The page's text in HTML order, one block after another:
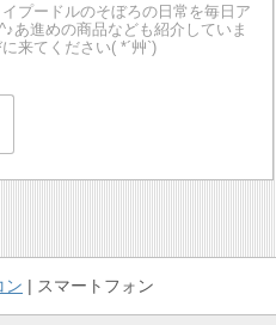
プードルのそぼろの日常を毎日ア
あ進めの商品なども紹介していま
来てください( *´艸`)
ン スマートフォン